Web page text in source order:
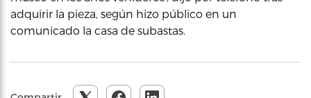
adquirir la pieza, según hizo público en un
comunicado la casa de subastas.